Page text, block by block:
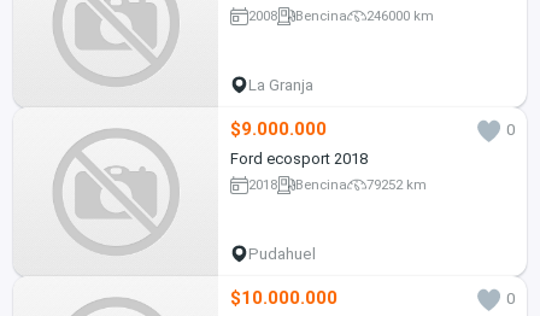
2008 Bencina 246000 km
La Granja
$9.000.000
0
Ford ecosport 2018
2018 Bencina 79252 km
Pudahuel
$10.000.000
0